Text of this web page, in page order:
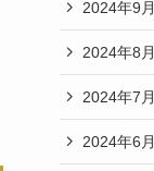
2024年9月
2024年8月
2024年7月
2024年6月